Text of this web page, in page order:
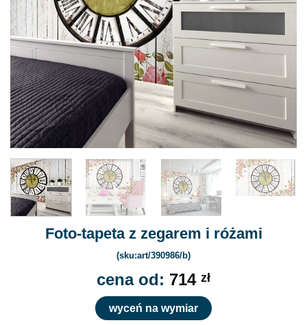
Foto-tapeta z zegarem i różami
(sku:art/390986/b)
cena od: 714 zł
wyceń na wymiar